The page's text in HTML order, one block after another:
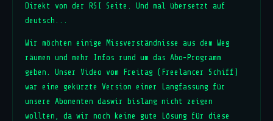
Direkt von der RSI Seite. Und mal übersetzt auf
deutsch...
Wir möchten einige Missverständnisse aus dem Weg
räumen und mehr Infos rund um das Abo-Programm
geben. Unser Video vom Freitag (Freelancer Schiff)
war eine gekürzte Version einer Langfassung für
unsere Abonenten daswir bislang nicht zeigen
wollten, da wir noch keine gute Lösung für diese